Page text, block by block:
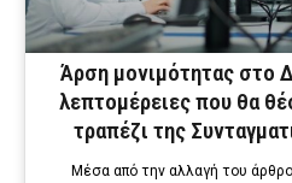
Άρση μονιμότητας στο
λεπτομέρειες που θα
τραπέζι της
Μέσα από την αλλαγή του